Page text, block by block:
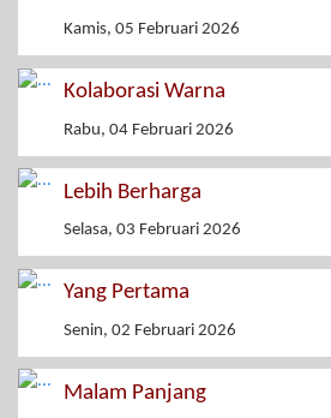
Kamis, 05 Februari 2026
Kolaborasi Warna
Rabu, 04 Februari 2026
Lebih Berharga
Selasa, 03 Februari 2026
Yang Pertama
Senin, 02 Februari 2026
Malam Panjang